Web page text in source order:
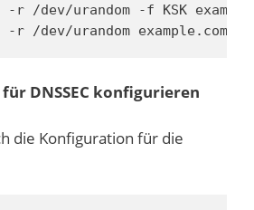
-r /dev/urandom -f KSK
-r /dev/urandom example.com
DNSSEC konfigurieren
die Konfiguration für die